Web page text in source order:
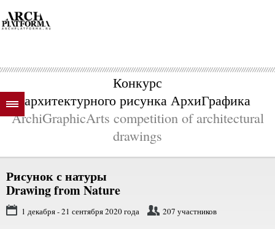
Конкурс
архитектурного рисунка АрхиГрафика
ArchiGraphicArts competition of architectural
drawings
Рисунок с натуры
Drawing from Nature
1 декабря - 21 сентября 2020 года 207 участников